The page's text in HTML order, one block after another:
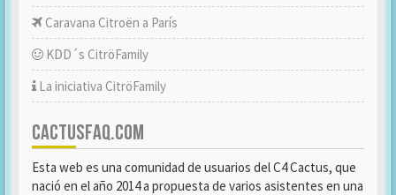
Caravana Citroën a París
KDD´s CitröFamily
La iniciativa CitröFamily
CACTUSFAQ.COM
Esta web es una comunidad de usuarios del C4 Cactus, que
nació en el año 2014 a propuesta de varios asistentes en una